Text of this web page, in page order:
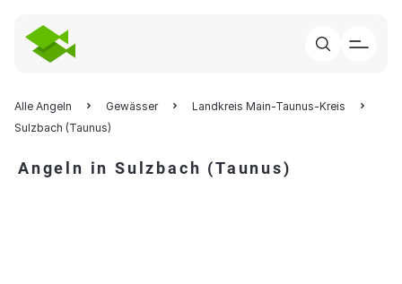
Alle Angeln Gewässer
Landkreis Main-Taunus-Kreis
Sulzbach (Taunus)
Angeln in Sulzbach (Taunus)